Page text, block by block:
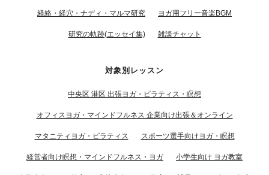
経絡・経穴・ナディ・マルマ研究 ヨガ用フリー音楽BGM
研究の軌跡(エッセイ集) 雑談チャット
対象別レッスン
中央区 港区 出張ヨガ・ピラティス・瞑想
オフィスヨガ・マインドフルネス 企業向け出張＆オンライン
マタニティヨガ・ピラティス スポーツ選手向けヨガ・瞑想
経営者向け瞑想・マインドフルネス・ヨガ 小学生向け ヨガ教室